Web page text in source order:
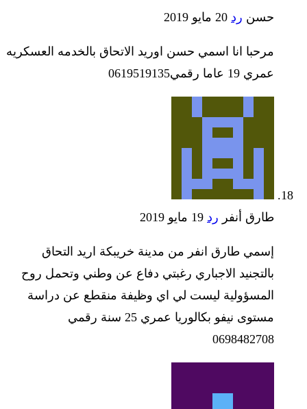
حسن رد 20 مايو 2019
مرحبا انا اسمي حسن اوريد الاتحاق بالخدمه العسكريه
عمري 19 عاما رقمي0619519135
طارق أنفر رد 19 مايو 2019
إسمي طارق انفر من مدينة خريبكة اريد التحاق
بالتجنيد الاجباري رغبتي دفاع عن وطني وتحمل روح
المسؤولية ليست لي اي وظيفة منقطع عن دراسة
مستوى نيفو بكالوريا عمري 25 سنة رقمي
0698482708